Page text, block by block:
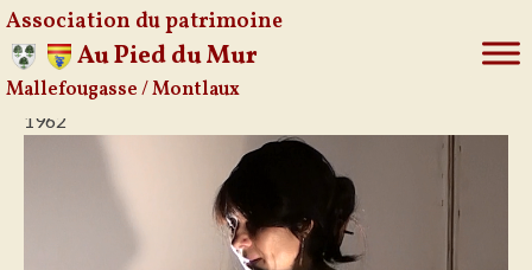
Aller
Association du patrimoine
Au Pied du Mur
Mallefougasse / Montlaux
1962